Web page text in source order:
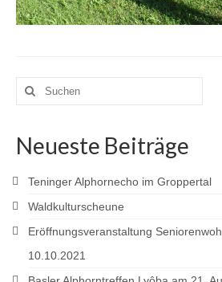
Suche
nach:
Neueste Beiträge
Teninger Alphornecho im Groppertal
Waldkulturscheune
Eröffnungsveranstaltung
10.10.2021